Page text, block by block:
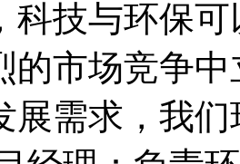
科技与环保
的市场竞争
展需求，我